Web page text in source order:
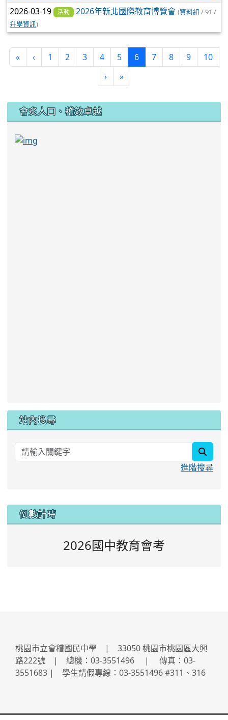
2026-03-19 活動 2026年新北國際教育博覽會 (資料組 / 91 /
升學資訊)
« ‹ 1 2 3 4 5 6(current)
7 8 9
10
›
»
會炙人口、稽效卓越
站內搜尋
進階搜尋
::: 倒數計時
2026國中教育會考
桃園市立會稽國民中學 | 33050 桃園市桃園區大興
路222號 | 總機：03-3551496 | 傳真：03-
3551683 | 學生請假專線：03-3551496 #311、316